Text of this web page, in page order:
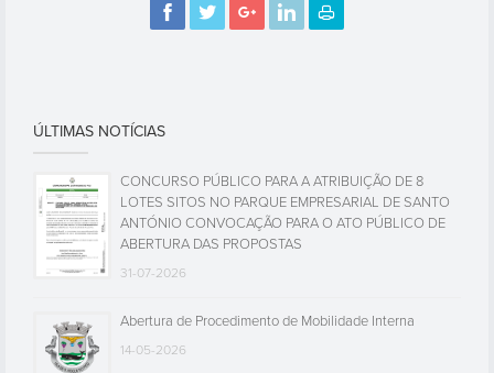
ÚLTIMAS NOTÍCIAS
CONCURSO PÚBLICO PARA A ATRIBUIÇÃO DE 8
LOTES SITOS NO PARQUE EMPRESARIAL DE SANTO
ANTÓNIO CONVOCAÇÃO PARA O ATO PÚBLICO DE
ABERTURA DAS PROPOSTAS
31-07-2026
Abertura de Procedimento de Mobilidade Interna
14-05-2026